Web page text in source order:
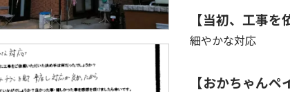
【当初、工事
細やかな対応
【おかちゃん